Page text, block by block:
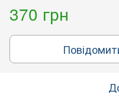
370 грн